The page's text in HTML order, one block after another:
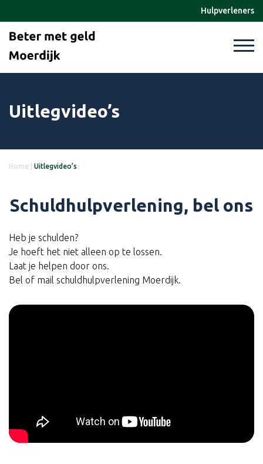
Hulpverleners
Uitlegvideo’s
Home Uitlegvideo’s
Schuldhulpverlening, bel ons
Heb je schulden?
Je hoeft het niet alleen op te lossen.
Laat je helpen door ons.
Bel of mail schuldhulpverlening Moerdijk.